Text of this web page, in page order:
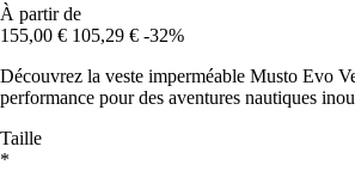
À partir de
155,00 € 105,29 € -32%
Découvrez la veste imperméable Musto Evo
performance pour des aventures nautiques
Taille
*